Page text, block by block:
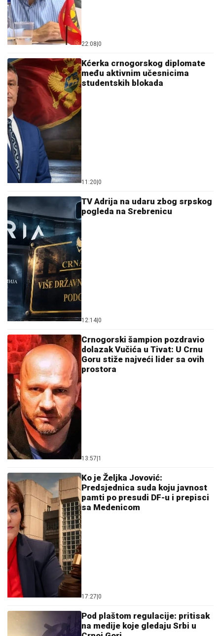
22:08 0
Kćerka crnogorskog diplomate
među aktivnim učesnicima
studentskih blokada
11:20 0
TV Adrija na udaru zbog srpskog
pogleda na Srebrenicu
12:14 0
Crnogorski šampion pozdravio
dolazak Vučića u Tivat: U Crnu
Goru stiže najveći lider sa ovih
prostora
13:57 1
Ko je Željka Jovović:
Predsjednica suda koju javnost
pamti po presudi DF-u i prepisci
sa Medenicom
17:27 0
Pod plaštom regulacije: pritisak
na medije koje gledaju Srbi u